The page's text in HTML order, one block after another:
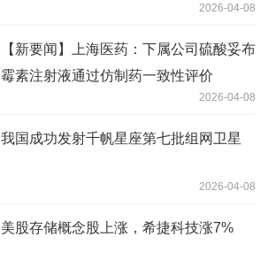
2026-04-08
【新要闻】上海医药：下属公司硫酸妥布
霉素注射液通过仿制药一致性评价
2026-04-08
我国成功发射千帆星座第七批组网卫星
2026-04-08
美股存储概念股上涨，希捷科技涨7%